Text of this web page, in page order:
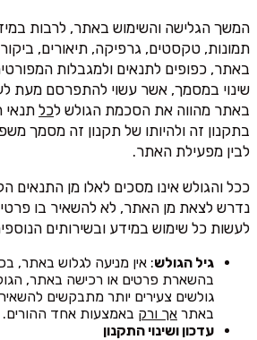
המשך הגלישה והשימוש באתר, לרבות
תמונות, טקסטים, גרפיקה, תיאורים,
באתר, כפופים לתנאים ולמגבלות
שינוי במסמך, אשר עשוי להתפרסם מעת
באתר מהווה את הסכמת הגולש לכל תנאי
בתקנון זה ולהיותו של תקנון זה מסמך
לבין מפעילת האתר.
ככל והגולש אינו מסכים לאלו מן התנאים
נדרש לצאת מן האתר, לא להשאיר בו
לעשות כל שימוש במידע ובשירותים
גיל הגולש: אין מניעה לגלוש באתר,
גולשים צעירים יותר מתבקשים
באתר אך ורק באמצעות אחד ההורים.
עדכון ושינוי התקנון